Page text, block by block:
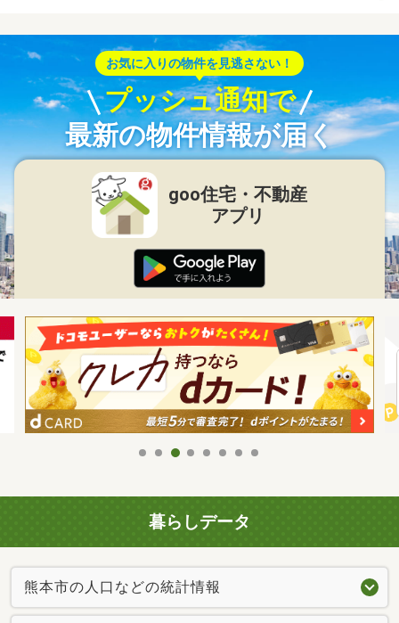
お気に入りの物件を見逃さない！
プッシュ通知で
最新の物件情報が届く
goo住宅・不動産
アプリ
暮らしデータ
熊本市の人口などの統計情報